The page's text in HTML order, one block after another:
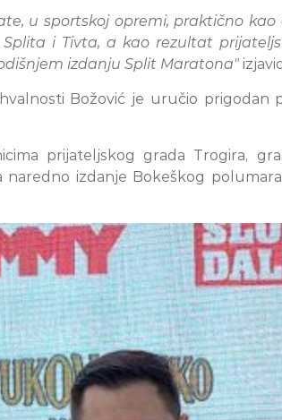
u sportskoj opremi, praktično
i Tivta, a kao rezultat
izdanju Split Maratona"
Božović je uručio prigodan
prijateljskog grada Trogira,
izdanje Bokeškog